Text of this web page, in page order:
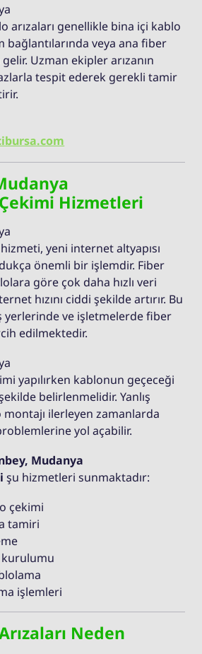
arızaları genellikle bina içi kablo
bağlantılarında veya ana fiber
Uzman ekipler arızanın
tespit ederek gerekli tamir
Hizmetleri
yeni internet altyapısı
önemli bir işlemdir. Fiber
göre çok daha hızlı veri
hızını ciddi şekilde artırır. Bu
yerlerinde ve işletmelerde fiber
edilmektedir.
yapılırken kablonun geçeceği
belirlenmelidir. Yanlış
ilerleyen zamanlarda
yol açabilir.
Mudanya
şu hizmetleri sunmaktadır:
çekimi
tamiri
kurulumu
işlemleri
Neden